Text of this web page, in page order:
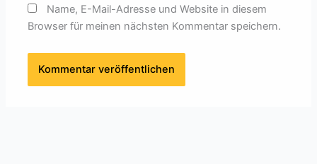
Name, E-Mail-Adresse und Website in diesem
Browser für meinen nächsten Kommentar speichern.